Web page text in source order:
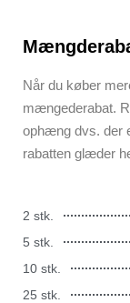
Når du køber
mængederabat.
ophæng dvs. der
rabatten glæder
2 stk.
5 stk.
10 stk.
25 stk.